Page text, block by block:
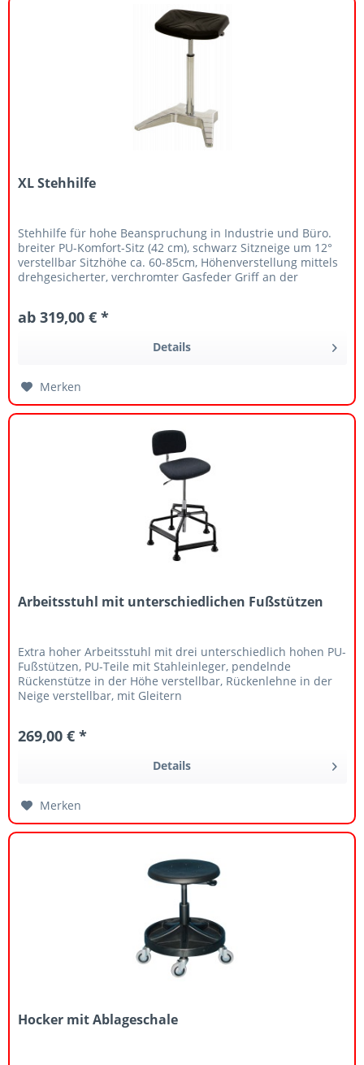
XL Stehhilfe
Stehhilfe für hohe Beanspruchung in Industrie und Büro.
breiter PU-Komfort-Sitz (42 cm), schwarz Sitzneige um 12°
verstellbar Sitzhöhe ca. 60-85cm, Höhenverstellung mittels
drehgesicherter, verchromter Gasfeder Griff an der
ab 319,00 € *
Details
Merken
Arbeitsstuhl mit unterschiedlichen Fußstützen
Extra hoher Arbeitsstuhl mit drei unterschiedlich hohen PU-
Fußstützen, PU-Teile mit Stahleinleger, pendelnde
Rückenstütze in der Höhe verstellbar, Rückenlehne in der
Neige verstellbar, mit Gleitern
269,00 € *
Details
Merken
Hocker mit Ablageschale